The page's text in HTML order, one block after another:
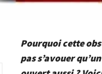
Pourquoi cette
pas s’avouer